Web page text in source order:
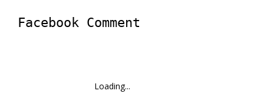
Facebook Comment
Loading...